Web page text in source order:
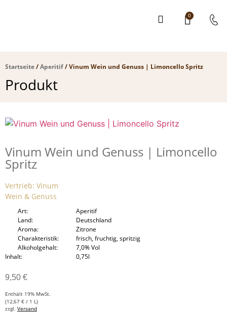
0
Startseite/Aperitif/ Vinum Wein und Genuss | Limoncello Spritz
Produkt
Vinum Wein und Genuss | Limoncello
Spritz
Vertrieb: Vinum
Wein & Genuss
Art
Aperitif
Land
Deutschland
Aroma
Zitrone
Charakteristik
frisch, fruchtig, spritzig
Alkoholgehalt
7,0% Vol
Inhalt
0,75l
9,50 €
Enthält 19% MwSt.
(12,67 € / 1 L)
zzgl. Versand